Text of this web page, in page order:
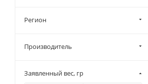
Регион
Производитель
Заявленный вес, гр